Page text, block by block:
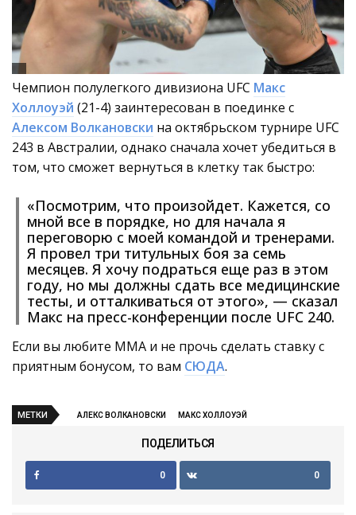
Чемпион полулегкого дивизиона UFC Макс
Холлоуэй (21-4) заинтересован в поединке с
Алексом Волкановски на октябрьском турнире UFC
243 в Австралии, однако сначала хочет убедиться в
том, что сможет вернуться в клетку так быстро:
«Посмотрим, что произойдет. Кажется, со
мной все в порядке, но для начала я
переговорю с моей командой и тренерами.
Я провел три титульных боя за семь
месяцев. Я хочу подраться еще раз в этом
году, но мы должны сдать все медицинские
тесты, и отталкиваться от этого», — сказал
Макс на пресс-конференции после UFC 240.
Если вы любите ММА и не прочь сделать ставку с
приятным бонусом, то вам СЮДА.
МЕТКИ АЛЕКС ВОЛКАНОВСКИ МАКС ХОЛЛОУЭЙ
ПОДЕЛИТЬСЯ
0 0